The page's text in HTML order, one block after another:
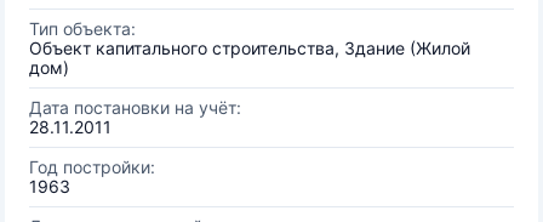
Тип объекта:
Объект капитального строительства, Здание (Жилой
дом)
Дата постановки на учёт:
28.11.2011
Год постройки:
1963